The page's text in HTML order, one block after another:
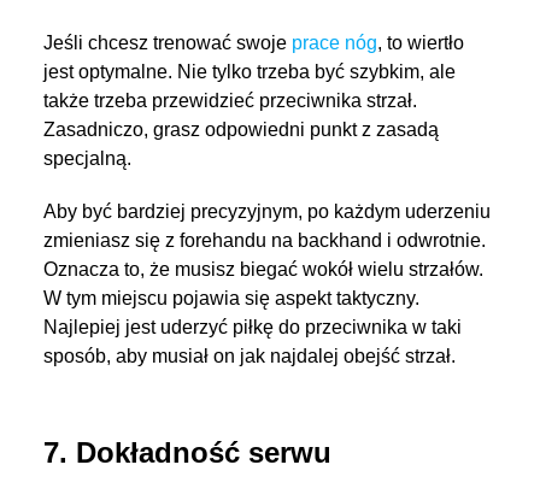
Jeśli chcesz trenować swoje prace nóg, to wiertło
jest optymalne. Nie tylko trzeba być szybkim, ale
także trzeba przewidzieć przeciwnika strzał.
Zasadniczo, grasz odpowiedni punkt z zasadą
specjalną.
Aby być bardziej precyzyjnym, po każdym uderzeniu
zmieniasz się z forehandu na backhand i odwrotnie.
Oznacza to, że musisz biegać wokół wielu strzałów.
W tym miejscu pojawia się aspekt taktyczny.
Najlepiej jest uderzyć piłkę do przeciwnika w taki
sposób, aby musiał on jak najdalej obejść strzał.
7. Dokładność serwu